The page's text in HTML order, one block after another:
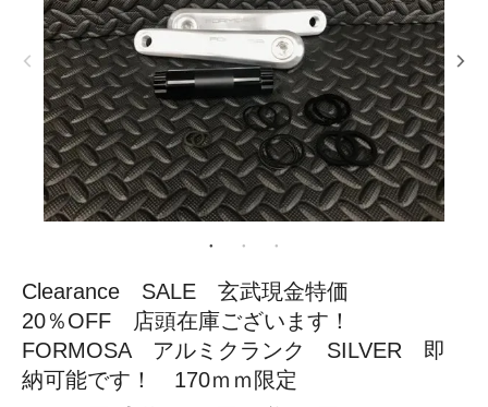
Clearance SALE 玄武現金特価
20％OFF 店頭在庫ございます！
FORMOSA アルミクランク SILVER 即
納可能です！ 170ｍｍ限定